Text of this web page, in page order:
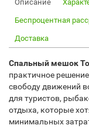
Описание
Беспроцентная
Доставка
Спальный мешок
практичное решение
свободу движений
для туристов,
отдыха, которые
минимальных